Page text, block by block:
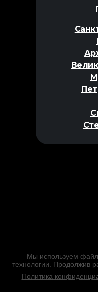
Мы используем
технологии. Продолжив
Политика